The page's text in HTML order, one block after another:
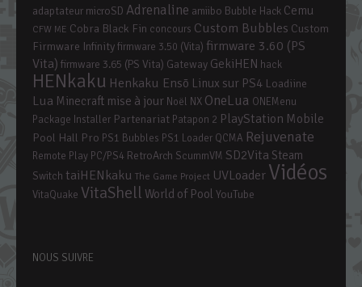
adaptateur microSD Adrenaline amiibo Bubble Hack Cemu
CFW ME Cobra Black Fin concours Custom Bubbles Custom
Firmware Infinityfirmware 3.50 (Vita) firmware 3.60 (PS
Vita) firmware 3.65 (PS Vita) Gateway GekiHEN hack
HENkaku Henkaku Ensō Linux sur PS4 Loadiine
Lua Minecraft mise à jour Noël NX OneLua ONEMenu
Package Installer Partenariat Patapon 2 PlayStation Mobile
Pool Hall Pro PS1 Bubbles PS1 Loader QCMA Rejuvenate
Remote Play PC/PS4 RetroArch ScummVM SD2Vita Steam
Switch taiHENkaku The Game Project UVLoader Vidéos
VitaQuake VitaShell World of Pool YouTube
NOUS SUIVRE